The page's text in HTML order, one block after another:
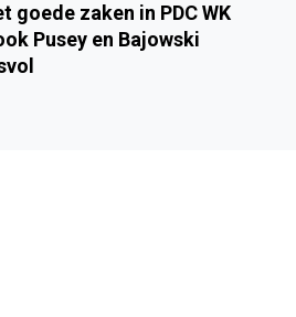
goede zaken in PDC WK
Pusey en Bajowski